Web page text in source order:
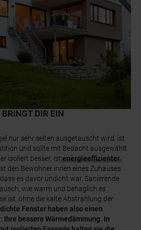
DIR EIN
nur sehr selten ausgetauscht wird, ist
und sollte mit Bedacht ausgewählt
isoliert besser, ist energieeffizienter
den Bewohner:innen eines Zuhauses
es davor undicht war. Sanierende
wie warm und behaglich es
ist, ohne die kalte Abstrahlung der
Fenster haben also einen
bessere Wärmedämmung. In